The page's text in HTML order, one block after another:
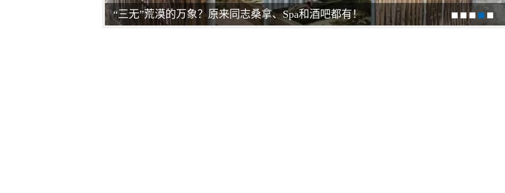
“三无”荒漠的万象？原来同志桑拿、Spa和酒吧都有！